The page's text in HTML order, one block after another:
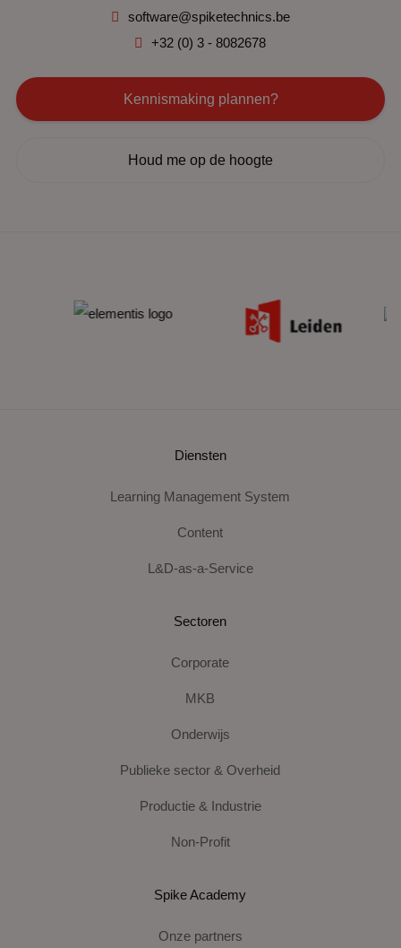
software@spiketechnics.be
+32 (0) 3 - 8082678
Kennismaking plannen?
Houd me op de hoogte
Diensten
Learning Management System
Content
L&D-as-a-Service
Sectoren
Corporate
MKB
Onderwijs
Publieke sector & Overheid
Productie & Industrie
Non-Profit
Spike Academy
Onze partners